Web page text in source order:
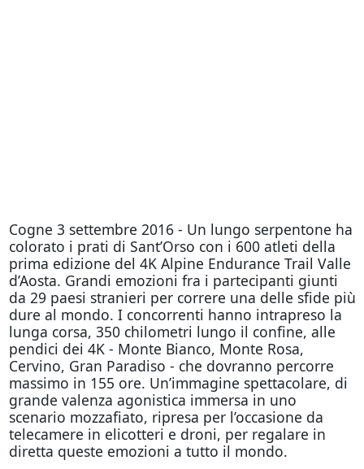
Cogne 3 settembre 2016 - Un lungo serpentone ha
colorato i prati di Sant’Orso con i 600 atleti della
prima edizione del 4K Alpine Endurance Trail Valle
d’Aosta. Grandi emozioni fra i partecipanti giunti
da 29 paesi stranieri per correre una delle sfide più
dure al mondo. I concorrenti hanno intrapreso la
lunga corsa, 350 chilometri lungo il confine, alle
pendici dei 4K - Monte Bianco, Monte Rosa,
Cervino, Gran Paradiso - che dovranno percorre
massimo in 155 ore. Un’immagine spettacolare, di
grande valenza agonistica immersa in uno
scenario mozzafiato, ripresa per l’occasione da
telecamere in elicotteri e droni, per regalare in
diretta queste emozioni a tutto il mondo.